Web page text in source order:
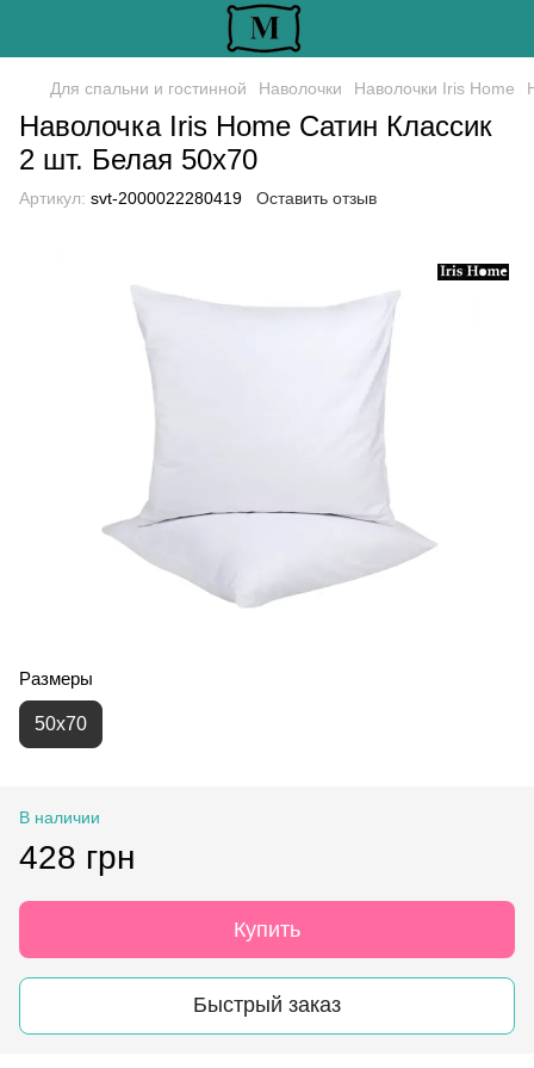
Для спальни и гостинной Наволочки Наволочки Iris Home
Наволочка Iris Home Сатин Классик
2 шт. Белая 50х70
Артикул: svt-2000022280419 Оставить отзыв
Размеры
50х70
В наличии
428 грн
Купить
Быстрый заказ